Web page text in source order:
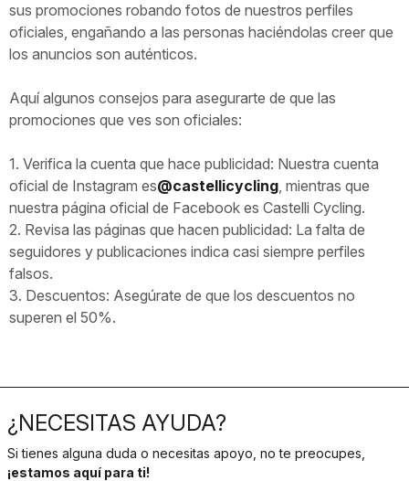
sus promociones robando fotos de nuestros perfiles
oficiales, engañando a las personas haciéndolas creer que
los anuncios son auténticos.
Aquí algunos consejos para asegurarte de que las
promociones que ves son oficiales:
1. Verifica la cuenta que hace publicidad: Nuestra cuenta
oficial de Instagram es@castellicycling, mientras que
nuestra página oficial de Facebook es Castelli Cycling.
2. Revisa las páginas que hacen publicidad: La falta de
seguidores y publicaciones indica casi siempre perfiles
falsos.
3. Descuentos: Asegúrate de que los descuentos no
superen el 50%.
¿NECESITAS AYUDA?
Si tienes alguna duda o necesitas apoyo, no te preocupes,
¡estamos aquí para ti!